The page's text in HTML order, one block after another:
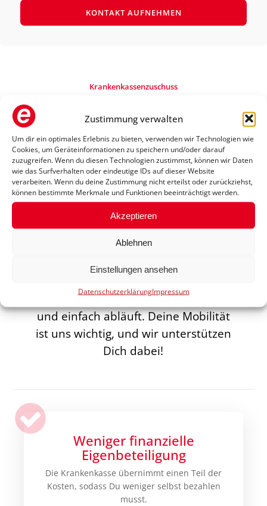
Zustimmung verwalten
Um dir ein optimales Erlebnis zu bieten, verwenden wir Technologien wie
Cookies, um Geräteinformationen zu speichern und/oder darauf
zuzugreifen. Wenn du diesen Technologien zustimmst, können wir Daten
wie das Surfverhalten oder eindeutige IDs auf dieser Website
verarbeiten. Wenn du deine Zustimmung nicht erteilst oder zurückziehst,
können bestimmte Merkmale und Funktionen beeinträchtigt werden.
Akzeptieren
Ablehnen
Einstellungen ansehen
DatenschutzerklärungImpressum
KONTAKT AUFNEHMEN
Krankenkassenzuschuss
Krankenkasse bezuschussen
lassen
Wenn Du einen Rollstuhl benötigst,
kannst Du diesen über die
Krankenkasse bezuschussen lassen,
um die Kosten zu reduzieren. Im
„Hertel“ Sanitätshaus helfen wir Dir,
den besten Rollstuhl auszuwählen,
damit der Prozess für Dich schnell
und einfach abläuft. Deine Mobilität
ist uns wichtig, und wir unterstützen
Dich dabei!
Weniger finanzielle
Eigenbeteiligung
Die Krankenkasse übernimmt einen Teil der
Kosten, sodass Du weniger selbst bezahlen
musst.